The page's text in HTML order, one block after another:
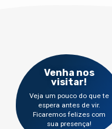
Venha nos
visitar!
Veja um pouco do que te
espera antes de vir.
Ficaremos felizes com
sua presença!